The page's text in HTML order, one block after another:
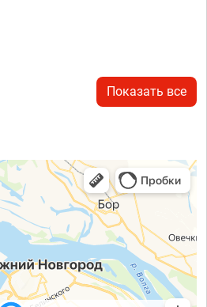
Показать все